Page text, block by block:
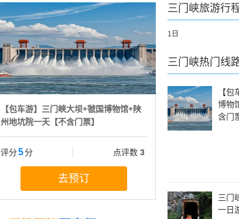
【包车游】三门峡大坝+虢国博物馆+陕
州地坑院一天【不含门票】
评分5分 点评数 3
去预订
三门峡旅游行
1日
三门峡热门线
【
博物
含门
三门
一日